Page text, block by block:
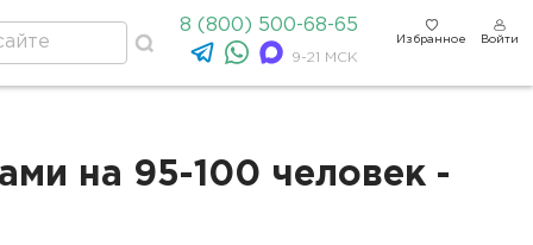
8 (800) 500-68-65
9-21 МСК
Избранное Войти
на 95-100 человек -